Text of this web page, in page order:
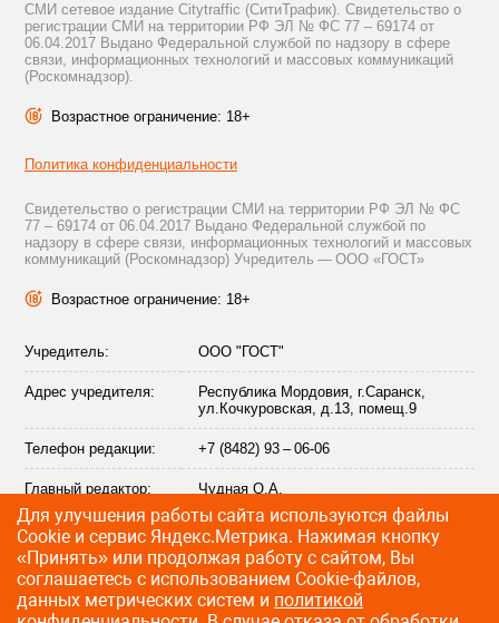
СМИ сетевое издание Citytraffic (СитиТрафик). Свидетельство о
регистрации СМИ на территории РФ ЭЛ № ФС 77 – 69174 от
06.04.2017 Выдано Федеральной службой по надзору в сфере
связи, информационных технологий и массовых коммуникаций
(Роскомнадзор).
Возрастное ограничение: 18+
Политика конфиденциальности
Свидетельство о регистрации СМИ на территории РФ ЭЛ № ФС
77 – 69174 от 06.04.2017 Выдано Федеральной службой по
надзору в сфере связи, информационных технологий и массовых
коммуникаций (Роскомнадзор) Учредитель — ООО «ГОСТ»
Возрастное ограничение: 18+
Учредитель: ООО "ГОСТ"
Адрес учредителя:
Республика Мордовия, г.Саранск,
ул.Кочкуровская, д.13, помещ.9
Телефон редакции: +7 (8482) 93 – 06-06
Главный редактор: Чудная О.А.
Адрес электронной
почты редакции:
info@citytraffic.ru
Для улучшения работы сайта используются файлы
Сookie и сервис Яндекс.Метрика. Нажимая кнопку
«Принять» или продолжая работу с сайтом, Вы
соглашаетесь с использованием Cookie-файлов,
данных метрических систем и политикой